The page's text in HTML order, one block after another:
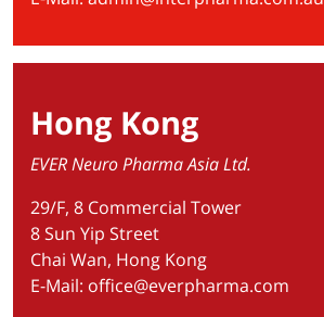
Hong Kong
EVER Neuro Pharma Asia Ltd.
29/F, 8 Commercial Tower
8 Sun Yip Street
Chai Wan, Hong Kong
E-Mail: office@everpharma.com